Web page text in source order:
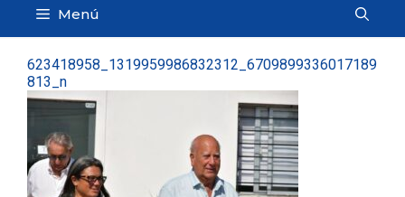
Menú
623418958_1319959986832312_6709899336017189
813_n